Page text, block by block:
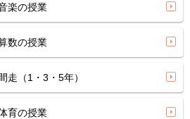
楽の授業
数の授業
（1・3・5年）
育の授業